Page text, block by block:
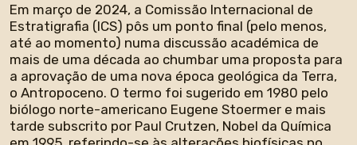
Em março de 2024, a Comissão Internacional de
Estratigrafia (ICS) pôs um ponto final (pelo menos,
até ao momento) numa discussão académica de
mais de uma década ao chumbar uma proposta para
a aprovação de uma nova época geológica da Terra,
o Antropoceno. O termo foi sugerido em 1980 pelo
biólogo norte-americano Eugene Stoermer e mais
tarde subscrito por Paul Crutzen, Nobel da Química